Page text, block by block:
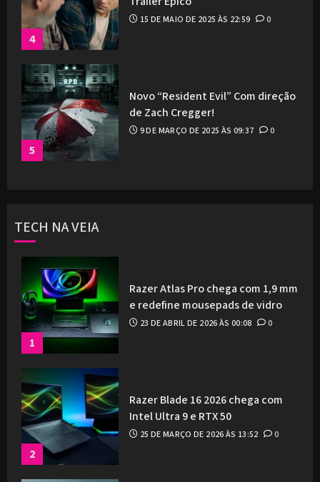
4
15 DE MAIO DE 2025 ÀS 22:59 0
5
Novo “Resident Evil” Com direção
de Zach Cregger!
9 DE MARÇO DE 2025 ÀS 09:37 0
TECH NA VEIA
1
Razer Atlas Pro chega com 1,9 mm
e redefine mousepads de vidro
23 DE ABRIL DE 2026 ÀS 00:08 0
2
Razer Blade 16 2026 chega com
Intel Ultra 9 e RTX 50
25 DE MARÇO DE 2026 ÀS 13:52 0